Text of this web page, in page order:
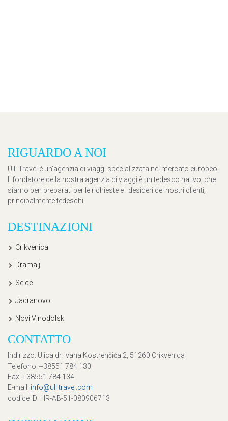
RIGUARDO A NOI
Ulli Travel è un'agenzia di viaggi specializzata nel mercato europeo.
Il fondatore della nostra agenzia di viaggi è un tedesco nativo, che
siamo ben preparati per le richieste e i desideri dei nostri clienti,
principalmente tedeschi.
DESTINAZIONI
Crikvenica
Dramalj
Selce
Jadranovo
Novi Vinodolski
CONTATTO
Indirizzo: Ulica dr. Ivana Kostrenčića 2, 51260 Crikvenica
Telefono: +38551 784 130
Fax: +38551 784 134
E-mail : info@ullitravel.com
codice ID: HR-AB-51-080906713